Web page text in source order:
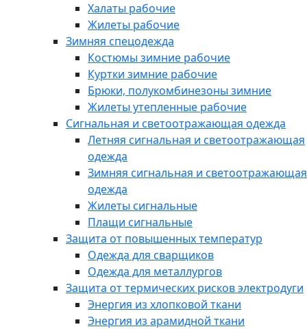
Халаты рабочие
Жилеты рабочие
Зимняя спецодежда
Костюмы зимние рабочие
Куртки зимние рабочие
Брюки, полукомбинезоны зимние
Жилеты утепленные рабочие
Сигнальная и светоотражающая одежда
Летняя сигнальная и светоотражающая
одежда
Зимняя сигнальная и светоотражающая
одежда
Жилеты сигнальные
Плащи сигнальные
Защита от повышенных температур
Одежда для сварщиков
Одежда для металлургов
Защита от термических рисков электродуги
Энергия из хлопковой ткани
Энергия из арамидной ткани